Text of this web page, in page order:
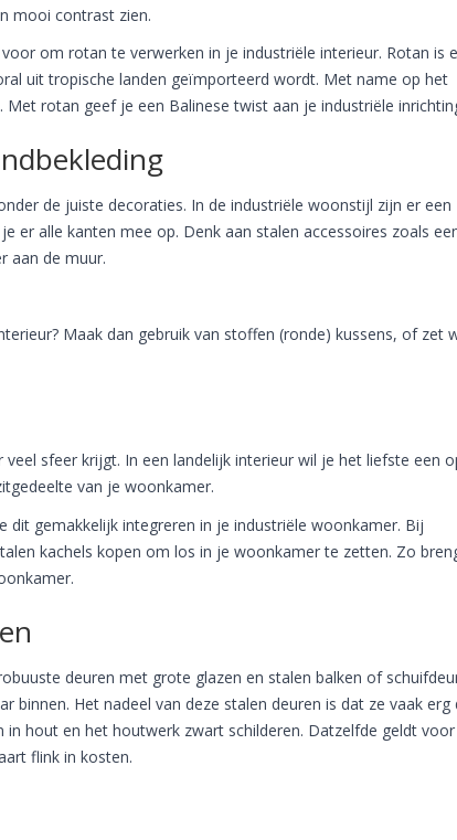
mooi contrast zien.
om rotan te verwerken in je industriële interieur. Rotan is
uit tropische landen geïmporteerd wordt. Met name op het
rotan geef je een Balinese twist aan je industriële
de juiste decoraties. In de industriële woonstijl zijn er een
er alle kanten mee op. Denk aan stalen accessoires zoals
aan de muur.
Maak dan gebruik van stoffen (ronde) kussens, of zet
sfeer krijgt. In een landelijk interieur wil je het liefste een
van je woonkamer.
gemakkelijk integreren in je industriële woonkamer. Bij
kachels kopen om los in je woonkamer te zetten. Zo
deuren met grote glazen en stalen balken of
binnen. Het nadeel van deze stalen deuren is dat ze vaak erg
in hout en het houtwerk zwart schilderen. Datzelfde geldt
flink in kosten.